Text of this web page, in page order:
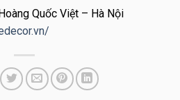
Quốc Việt – Hà Nội